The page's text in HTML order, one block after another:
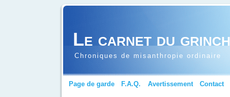
Le carnet du
Chroniques de misanthropie ordinaire
Page de garde F.A.Q. Avertissement Contact